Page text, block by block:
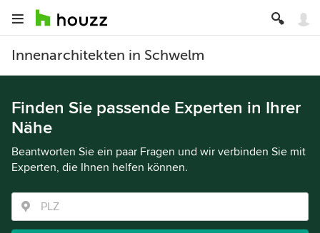
Innenarchitekten in Schwelm
Finden Sie passende Experten in Ihrer
Nähe
Beantworten Sie ein paar Fragen und wir verbinden Sie mit
Experten, die Ihnen helfen können.